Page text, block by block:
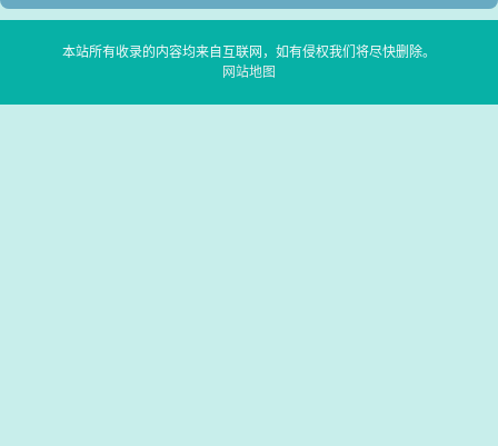
本站所有收录的内容均来自互联网，如有侵权我们将尽快删除。
网站地图